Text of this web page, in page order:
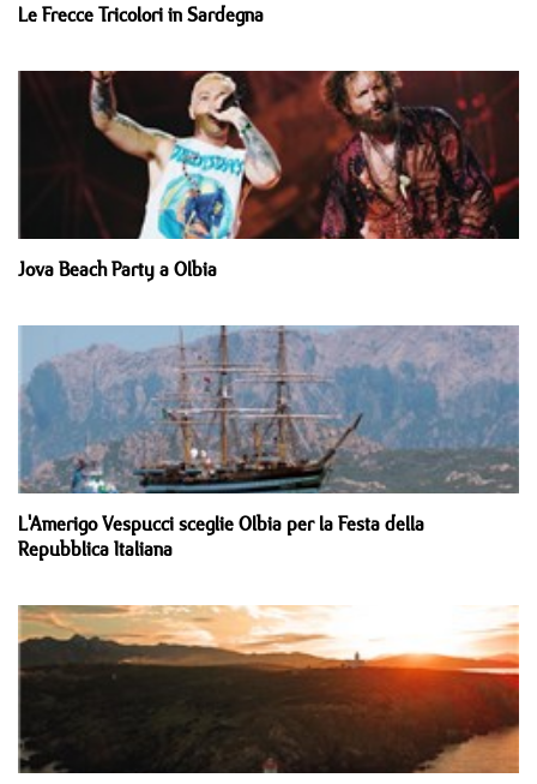
Le Frecce Tricolori in Sardegna
Jova Beach Party a Olbia
L'Amerigo Vespucci sceglie Olbia per la Festa della
Repubblica Italiana